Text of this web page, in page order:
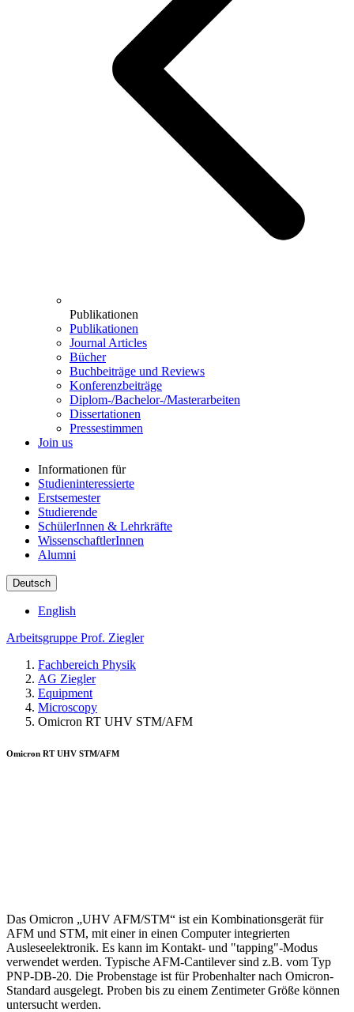
Publikationen
Publikationen
Journal Articles
Bücher
Buchbeiträge und Reviews
Konferenzbeiträge
Diplom-/Bachelor-/Masterarbeiten
Dissertationen
Pressestimmen
Join us
Informationen für
Studieninteressierte
Erstsemester
Studierende
SchülerInnen & Lehrkräfte
WissenschaftlerInnen
Alumni
Deutsch
English
Arbeitsgruppe Prof. Ziegler
Fachbereich Physik
AG Ziegler
Equipment
Microscopy
Omicron RT UHV STM/AFM
Omicron RT UHV STM/AFM
Das Omicron „UHV AFM/STM“ ist ein Kombinationsgerät für
AFM und STM, mit einer in einen Computer integrierten
Ausleseelektronik. Es kann im Kontakt- und "tapping"-Modus
verwendet werden. Typische AFM-Cantilever sind z.B. vom Typ
PNP-DB-20. Die Probenstage ist für Probenhalter nach Omicron-
Standard ausgelegt. Proben bis zu einem Zentimeter Größe können
untersucht werden.